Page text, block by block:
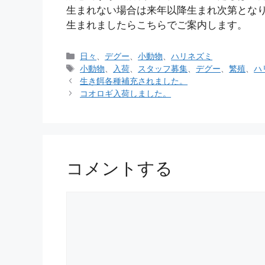
生まれない場合は来年以降生まれ次第となり
生まれましたらこちらでご案内します。
カ
テ
ゴ
リ
日々 、デグー 、小動物 、ハリネズミ
タ
グ
小動物 入荷 スタッフ募集 、デグー 、繁殖 、ハ
生き餌各種補充されました。
コオロギ入荷しました。
コメントする